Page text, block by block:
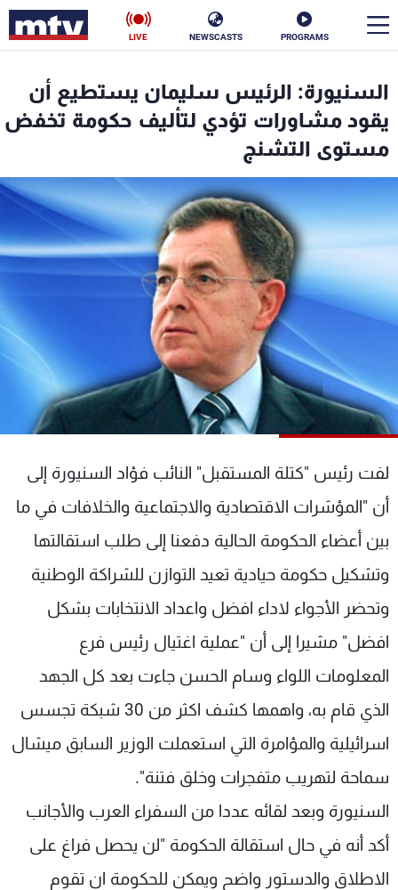
PROGRAMS
NEWSCASTS
LIVE
السنيورة: الرئيس سليمان يستطيع أن
يقود مشاورات تؤدي لتأليف حكومة تخفض
مستوى التشنج
لفت رئيس "كتلة المستقبل" النائب فؤاد السنيورة إلى
أن "المؤشرات الاقتصادية والاجتماعية والخلافات في ما
بين أعضاء الحكومة الحالية دفعنا إلى طلب استقالتها
وتشكيل حكومة حيادية تعيد التوازن للشراكة الوطنية
وتحضر الأجواء لاداء افضل واعداد الانتخابات بشكل
افضل" مشيرا إلى أن "عملية اغتيال رئيس فرع
المعلومات اللواء وسام الحسن جاءت بعد كل الجهد
الذي قام به، واهمها كشف اكثر من 30 شبكة تجسس
اسرائيلية والمؤامرة التي استعملت الوزير السابق ميشال
سماحة لتهريب متفجرات وخلق فتنة".
السنيورة وبعد لقائه عددا من السفراء العرب والأجانب
أكد أنه في حال استقالة الحكومة "لن يحصل فراغ على
الاطلاق والدستور واضح ويمكن للحكومة ان تقوم
الأخبار
سياسة
إقتصاد فن
منوعات رياضة
كأس العالم
البرامج
جدول البرامج
شاهد البرامج
الترددات
عن MTV
الإنـتـاج
لاعلاناتكم
وظائف
تواصل معنا
شروط الإسـتخدام
سياسة الخصوصية